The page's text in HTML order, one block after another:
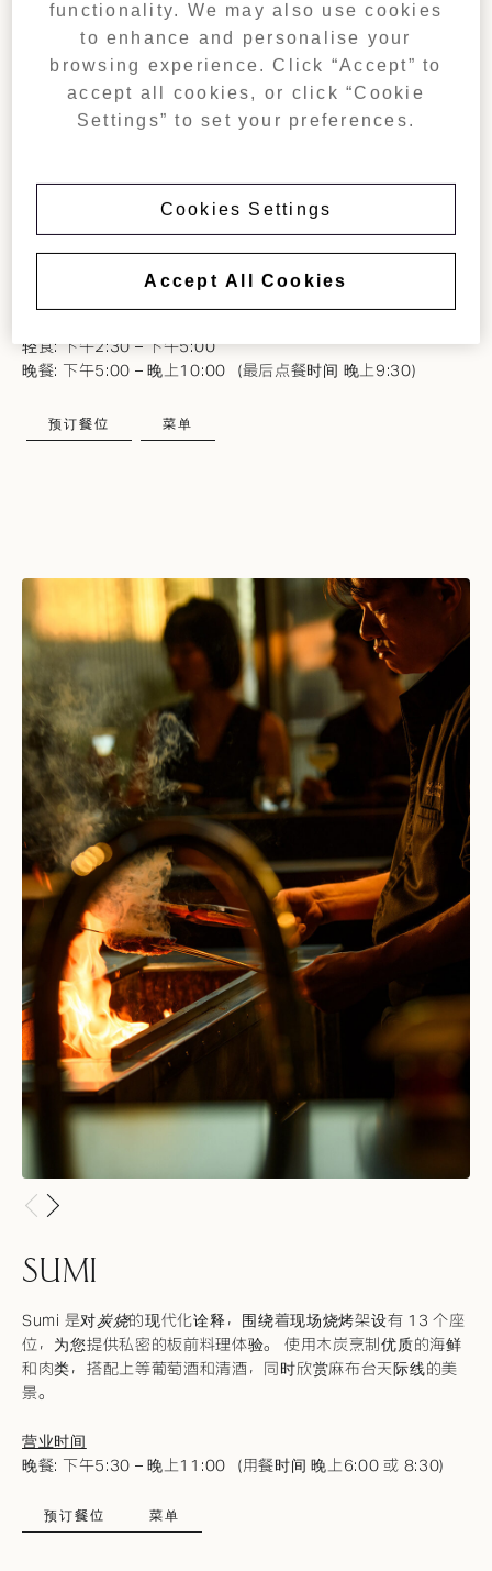
JANU MERCATO
的芦笋到意大利炖小牛膝，您可以在热闹的环境中享受最好
轻食: 下午2:30 – 下午5:00
晚餐: 下午5:00 – 晚上10:00（最后点餐时间 晚上9:30）
预订餐位 菜单
SUMI
Sumi 是对炭烧的现代化诠释，围绕着现场烧烤架设有 13 个座
位，为您提供私密的板前料理体验。 使用木炭烹制优质的海鲜
和肉类，搭配上等葡萄酒和清酒，同时欣赏麻布台天际线的美
景。
营业时间
晚餐: 下午5:30 – 晚上11:00（用餐时间 晚上6:00 或 8:30）
预订餐位 菜单
functionality. We may also use cookies
to enhance and personalise your
browsing experience. Click “Accept” to
accept all cookies, or click “Cookie
Settings” to set your preferences.
Cookies Settings
Accept All Cookies